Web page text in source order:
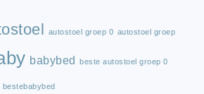
autostoel groep 0 autostoel groep
babybed beste autostoel groep 0
bestebabybed